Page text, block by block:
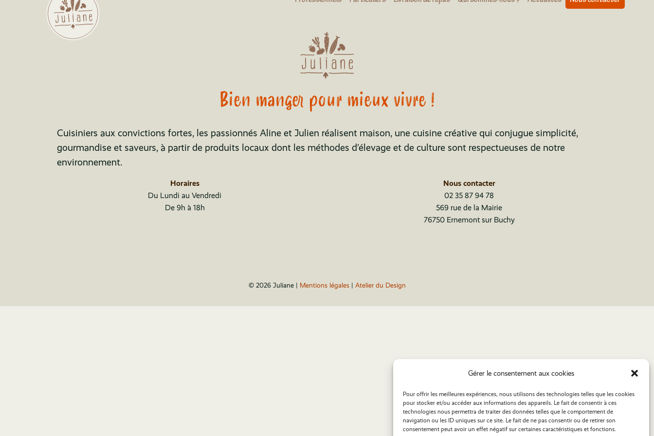
Gérer le consentement aux cookies
Pour offrir les meilleures expériences, nous utilisons des technologies telles que les cookies
pour stocker et/ou accéder aux informations des appareils. Le fait de consentir à ces
technologies nous permettra de traiter des données telles que le comportement de
navigation ou les ID uniques sur ce site. Le fait de ne pas consentir ou de retirer son
consentement peut avoir un effet négatif sur certaines caractéristiques et fonctions.
Bien manger pour mieux vivre !
Cuisiniers aux convictions fortes, les passionnés Aline et Julien réalisent maison, une cuisine créative qui conjugue simplicité,
gourmandise et saveurs, à partir de produits locaux dont les méthodes d’élevage et de culture sont respectueuses de notre
environnement.
Horaires
Du Lundi au Vendredi
De 9h à 18h
Nous contacter
02 35 87 94 78
569 rue de la Mairie
76750 Ernemont sur Buchy
© 2026 Juliane | Mentions légales| Atelier du Design